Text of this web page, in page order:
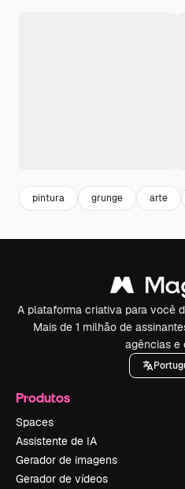
pintura grunge arte
A plataforma criativa para você
Mais de 1 milhão de
agências e
Produtos
Spaces
Assistente de IA
Gerador de imagens
Gerador de vídeos